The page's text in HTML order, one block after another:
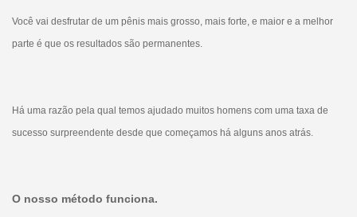
Você vai desfrutar de um pênis mais grosso, mais forte, e maior e a melhor
parte é que os resultados são permanentes.
Há uma razão pela qual temos ajudado muitos homens com uma taxa de
sucesso surpreendente desde que começamos há alguns anos atrás.
O nosso método funciona.